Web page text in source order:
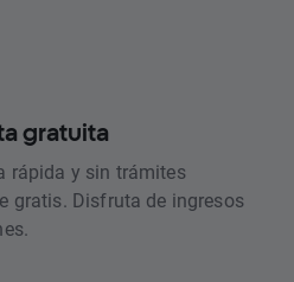
gratuita
rápida y sin trámites
gratis. Disfruta de ingresos